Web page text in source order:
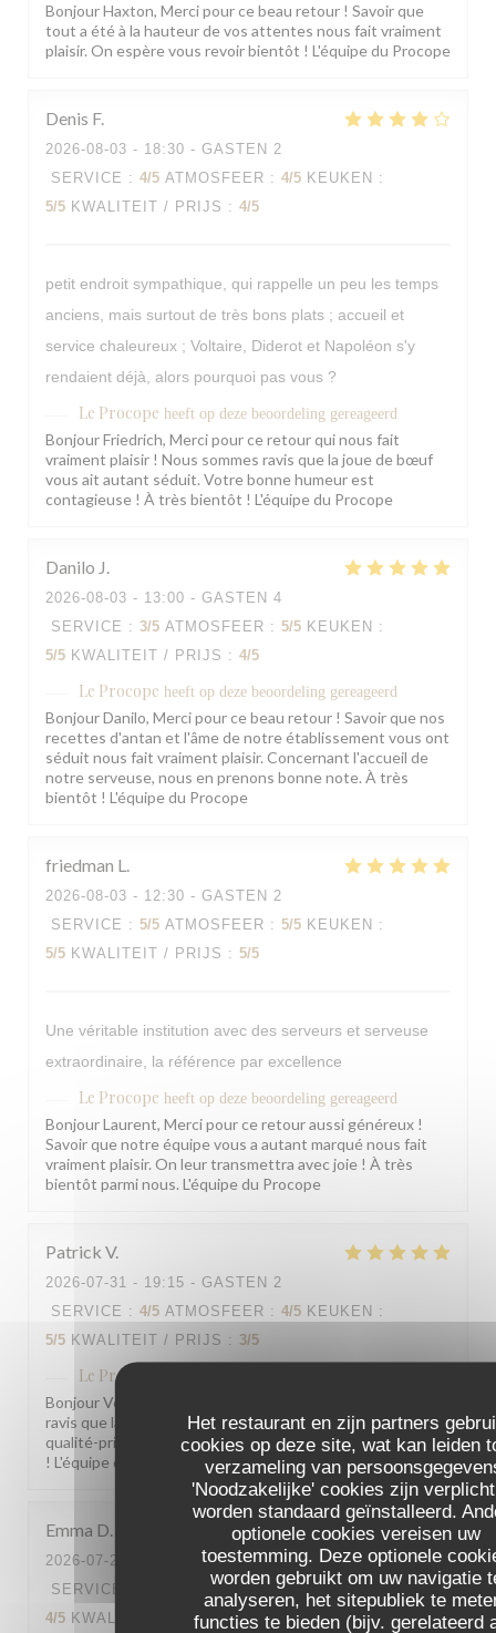
Het restaurant en zijn partners
cookies op deze site, wat kan leiden
verzameling van
'Noodzakelijke' cookies zijn
worden standaard geïnstalleerd.
optionele cookies vereisen uw
toestemming. Deze optionele
worden gebruikt om uw navigatie
analyseren, het sitepubliek te
functies te bieden (bijv. gerelateerd
Bonjour Haxton, Merci pour ce beau retour ! Savoir que
tout a été à la hauteur de vos attentes nous fait vraiment
plaisir. On espère vous revoir bientôt ! L'équipe du Procope
Denis F
2026-08-03 - 18:30 - GASTEN 2
SERVICE : 4/5 ATMOSFEER : 4/5 KEUKEN :
5/5 KWALITEIT / PRIJS : 4/5
petit endroit sympathique, qui rappelle un peu les temps
anciens, mais surtout de très bons plats ; accueil et
service chaleureux ; Voltaire, Diderot et Napoléon s'y
rendaient déjà, alors pourquoi pas vous ?
Le Procope heeft op deze beoordeling gereageerd
Bonjour Friedrich, Merci pour ce retour qui nous fait
vraiment plaisir ! Nous sommes ravis que la joue de bœuf
vous ait autant séduit. Votre bonne humeur est
contagieuse ! À très bientôt ! L'équipe du Procope
Danilo J
2026-08-03 - 13:00 - GASTEN 4
SERVICE : 3/5 ATMOSFEER : 5/5 KEUKEN :
5/5 KWALITEIT / PRIJS : 4/5
Le Procope heeft op deze beoordeling gereageerd
Bonjour Danilo, Merci pour ce beau retour ! Savoir que nos
recettes d'antan et l'âme de notre établissement vous ont
séduit nous fait vraiment plaisir. Concernant l'accueil de
notre serveuse, nous en prenons bonne note. À très
bientôt ! L'équipe du Procope
friedman L
2026-08-03 - 12:30 - GASTEN 2
SERVICE : 5/5 ATMOSFEER : 5/5 KEUKEN :
5/5 KWALITEIT / PRIJS : 5/5
Une véritable institution avec des serveurs et serveuse
extraordinaire, la référence par excellence
Le Procope heeft op deze beoordeling gereageerd
Bonjour Laurent, Merci pour ce retour aussi généreux !
Savoir que notre équipe vous a autant marqué nous fait
vraiment plaisir. On leur transmettra avec joie ! À très
bientôt parmi nous. L'équipe du Procope
Patrick V
2026-07-31 - 19:15 - GASTEN 2
SERVICE : 4/5 ATMOSFEER : 4/5 KEUKEN :
5/5 KWALITEIT / PRIJS : 3/5
Le Procope
Bonjour Veron, Merci pour ce beau retour ! Nous sommes
ravis que la cuisine vous ait autant plu. Pour le rapport
qualité-prix, votre remarque est bien notée. À très bientôt
! L'équipe du Procope
Emma D
2026-07-29
- 18:30 - GASTEN 2
SERVICE
ATMOSFEER : 4/5 KEUKEN :
4/5 KWALITEIT / PRIJS: 4/5